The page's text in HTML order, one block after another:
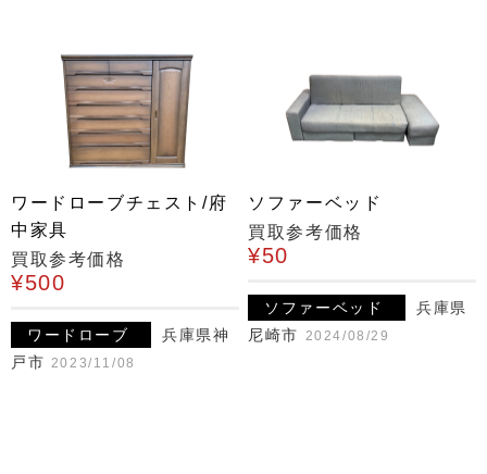
ワードローブチェスト/府
中家具
買取参考価格
¥500
ワードローブ
兵庫県神
戸市 2023/11/08
ソファーベッド
買取参考価格
¥50
ソファーベッド
兵庫県
尼崎市 2024/08/29